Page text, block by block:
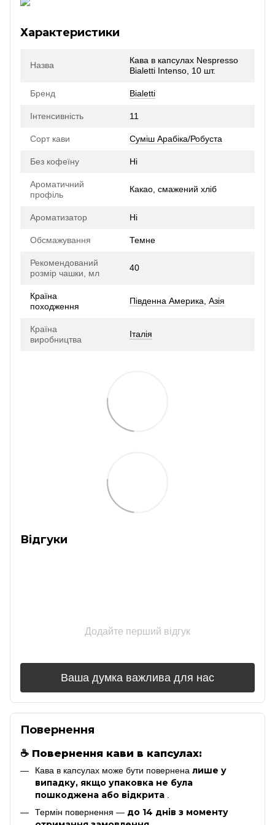
Характеристики
Назва
Кава в капсулах Nespresso
Bialetti Intenso, 10 шт.
Бренд Bialetti
Інтенсивність 11
Сорт кави Суміш Арабіка/Робуста
Без кофеїну Ні
Ароматичний
профіль
Какао, смажений хліб
Ароматизатор Ні
Обсмажування Темне
Рекомендований
розмір чашки, мл
40
Країна
походження
Південна Америка Азія
Країна
виробництва
Італія
Відгуки
Додайте перший відгук
Ваша думка важлива для нас
Повернення
☕ Повернення кави в капсулах:
Кава в капсулах може бути повернена лише у
випадку, якщо упаковка не була
пошкоджена або відкрита
Термін повернення — до 14 днів з моменту